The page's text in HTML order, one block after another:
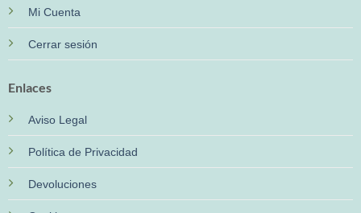
Mi Cuenta
Cerrar sesión
Enlaces
Aviso Legal
Política de Privacidad
Devoluciones